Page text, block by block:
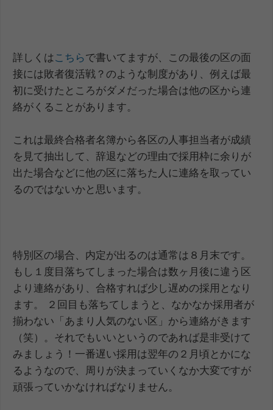
詳しくはこちらで書いてますが、この最後の区の面
接には敗者復活戦？のような制度があり、例えば最
初に受けたところがダメだった場合は他の区から連
絡がくることがあります。
これは最終合格者名簿から各区の人事担当者が成績
を見て抽出して、辞退などの理由で採用枠に余りが
出た場合などに他の区に落ちた人に連絡を取ってい
るのではないかと思います。
特別区の場合、内定が出るのは通常は８月末です。
もし１度目落ちてしまった場合は数ヶ月後に違う区
より連絡があり、合格すれば少し遅めの採用となり
ます。 ２回目も落ちてしまうと、なかなか採用者が
揃わない「あまり人気のない区」から連絡がきます
（笑）。それでもいいというのであれば是非受けて
みましょう！一番遅い採用は翌年の２月頃とかにな
るようなので、周りが決まっていくなか大変ですが
頑張っていかなければなりません。